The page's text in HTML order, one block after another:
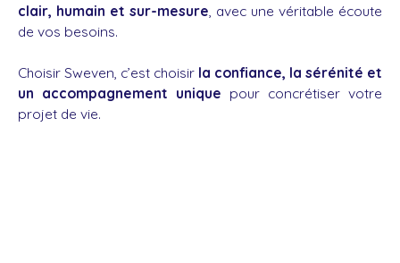
clair, humain et sur-mesure, avec une véritable écoute
de vos besoins.
Choisir Sweven, c’est choisir la confiance, la sérénité et
un accompagnement unique pour concrétiser votre
projet de vie.